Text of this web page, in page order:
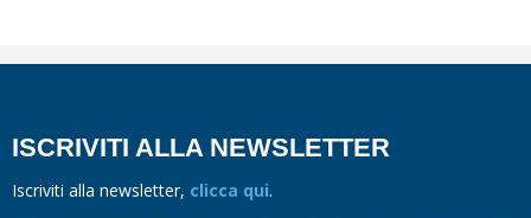
ISCRIVITI ALLA NEWSLETTER
Iscriviti alla newsletter, clicca qui.